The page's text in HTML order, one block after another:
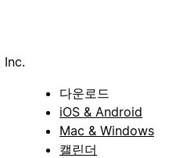
다운로드
iOS & Android
Mac & Windows
캘린더